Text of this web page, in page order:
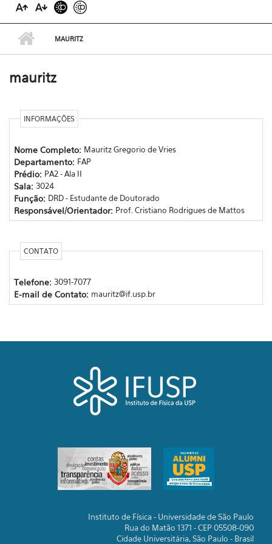
MAURITZ
mauritz
INFORMAÇÕES
Nome Completo: Mauritz Gregorio de Vries
Departamento: FAP
Prédio: PA2 - Ala II
Sala: 3024
Função: DRD - Estudante de Doutorado
Responsável/Orientador: Prof. Cristiano Rodrigues de Mattos
CONTATO
Telefone: 3091-7077
E-mail de Contato: mauritz@if.usp.br
Instituto de Física - Universidade de São Paulo
Rua do Matão 1371 - CEP 05508-090
Cidade Universitária, São Paulo - Brasil